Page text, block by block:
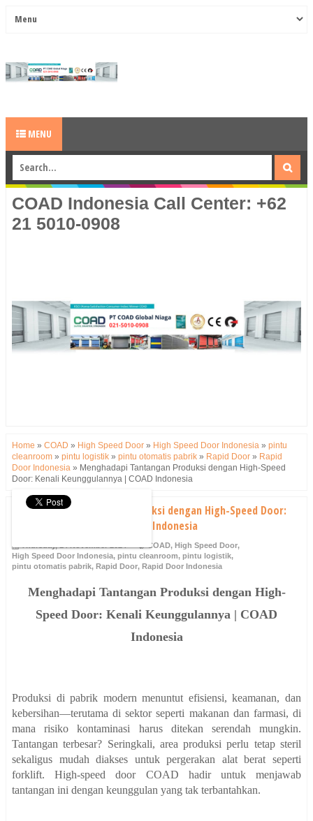
MENU
COAD Indonesia Call Center: +62
21 5010-0908
Home » COAD » High Speed Door » High Speed Door Indonesia » pintu
cleanroom » pintu logistik » pintu otomatis pabrik » Rapid Door » Rapid
Door Indonesia » Menghadapi Tantangan Produksi dengan High-Speed
Door: Kenali Keunggulannya | COAD Indonesia
Menghadapi Tantangan Produksi dengan High-Speed Door:
Kenali Keunggulannya | COAD Indonesia
COAD, High Speed Door,
High Speed Door Indonesia, pintu cleanroom, pintu logistik,
pintu otomatis pabrik, Rapid Door, Rapid Door Indonesia
Menghadapi Tantangan Produksi dengan High-
Speed Door: Kenali Keunggulannya | COAD
Indonesia
Produksi di pabrik modern menuntut efisiensi, keamanan, dan
kebersihan—terutama di sektor seperti makanan dan farmasi, di
mana risiko kontaminasi harus ditekan serendah mungkin.
Tantangan terbesar? Seringkali, area produksi perlu tetap steril
sekaligus mudah diakses untuk pergerakan alat berat seperti
forklift. High-speed door COAD hadir untuk menjawab
tantangan ini dengan keunggulan yang tak terbantahkan.